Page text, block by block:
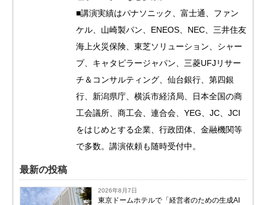
■講演実績はパナソニック、富士通、ファン
ケル、山崎製パン、ENEOS、NEC、三井住友
海上火災保険、東芝ソリューション、シャー
プ、キャタピラージャパン、三菱UFJリサー
チ＆コンサルティング、仙台銀行、第四銀
行、新潟県庁、横浜市経済局、日本全国の商
工会議所、商工会、連合会、YEG、JC、JCI
をはじめとする企業、行政団体、金融機関等
で多数。講演依頼も随時受付中。
最新の投稿
2026年8月7日
東京ドームホテルで「経営者のための生成AI